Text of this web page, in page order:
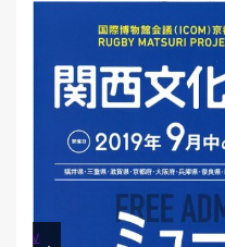
Prev